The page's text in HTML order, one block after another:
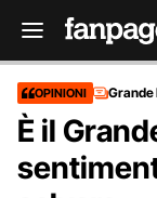
OPINIONI
È il